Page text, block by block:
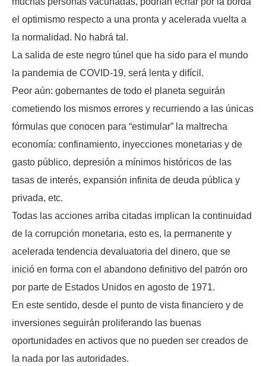
el optimismo respecto a una pronta y acelerada vuelta a
la normalidad. No habrá tal.
La salida de este negro túnel que ha sido para el mundo
la pandemia de COVID-19, será lenta y difícil.
Peor aún: gobernantes de todo el planeta seguirán
cometiendo los mismos errores y recurriendo a las únicas
fórmulas que conocen para “estimular” la maltrecha
economía: confinamiento, inyecciones monetarias y de
gasto público, depresión a mínimos históricos de las
tasas de interés, expansión infinita de deuda pública y
privada, etc.
Todas las acciones arriba citadas implican la continuidad
de la corrupción monetaria, esto es, la permanente y
acelerada tendencia devaluatoria del dinero, que se
inició en forma con el abandono definitivo del patrón oro
por parte de Estados Unidos en agosto de 1971.
En este sentido, desde el punto de vista financiero y de
inversiones seguirán proliferando las buenas
oportunidades en activos que no pueden ser creados de
la nada por las autoridades.